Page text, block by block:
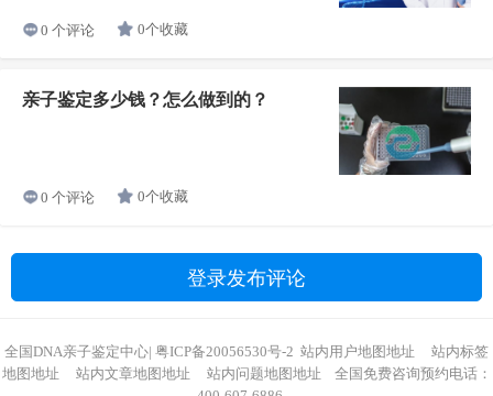
0 个评论 0个收藏
亲子鉴定多少钱？怎么做到的？
0 个评论 0个收藏
登录发布评论
全国DNA亲子鉴定中心| 粤ICP备20056530号-2 站内用户地图地址
站内标签
地图地址
站内文章地图地址 站内问题地图地址
全国免费咨询预约电话：